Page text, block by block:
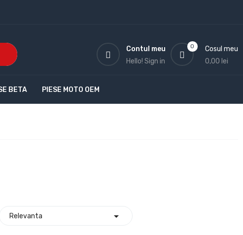
0
Cosul meu
0,00 lei
Contul meu
Hello! Sign in
BETA PIESE MOTO OEM
Relevanta 